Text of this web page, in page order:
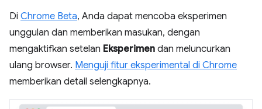
Di Chrome Beta, Anda dapat mencoba eksperimen
unggulan dan memberikan masukan, dengan
mengaktifkan setelan Eksperimen dan meluncurkan
ulang browser. Menguji fitur eksperimental di Chrome
memberikan detail selengkapnya.